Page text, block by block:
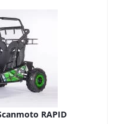
RAPID